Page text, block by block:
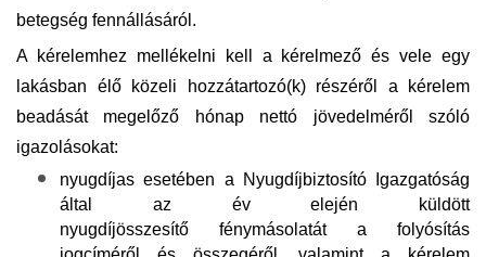
betegség fennállásáról.
A kérelemhez mellékelni kell
a kérelmező és vele egy
lakásban élő közeli hozzátartozó(k) részéről a kérelem
beadását megelőző hónap nettó jövedelméről szóló
igazolásokat:
nyugdíjas esetében a Nyugdíjbiztosító Igazgatóság
által az év elején küldött
nyugdíjösszesítő fénymásolatát a folyósítás